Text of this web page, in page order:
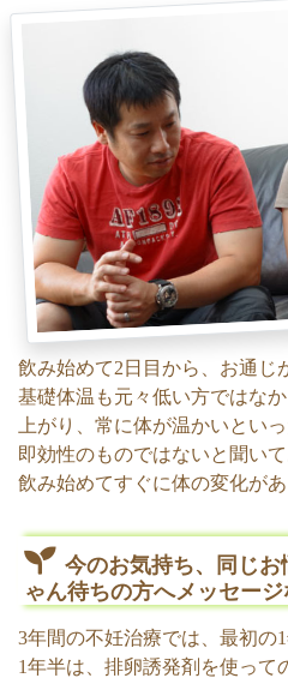
飲み始めて2日目から、お通じ
基礎体温も元々低い方ではな
上がり、常に体が温かいとい
即効性のものではないと聞い
飲み始めてすぐに体の変化があ
今のお気持ち、同じ
ゃん待ちの方へメッセー
3年間の不妊治療では、最初の
1年半は、排卵誘発剤を使って